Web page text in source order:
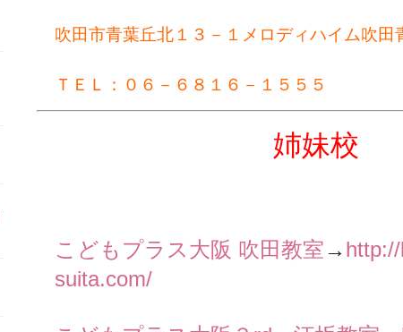
吹田市青葉丘北１３－１メロディハイム吹田
ＴＥＬ：０６－６８１６－１５５５
姉妹校
こどもプラス大阪 吹田教室 →
suita.com/